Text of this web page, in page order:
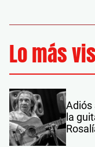
Lo más
Adiós
la